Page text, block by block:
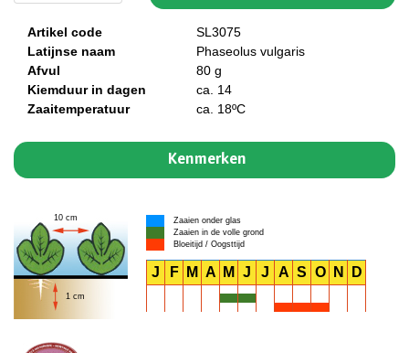
Artikel code
SL3075
Latijnse naam
Phaseolus vulgaris
Afvul
80 g
Kiemduur in dagen
ca. 14
Zaaitemperatuur
ca. 18ºC
Kenmerken
1 cm
10 cm
Zaaien onder glas
Zaaien in de volle grond
Bloeitijd / Oogsttijd
J F M A M J J A S O N D